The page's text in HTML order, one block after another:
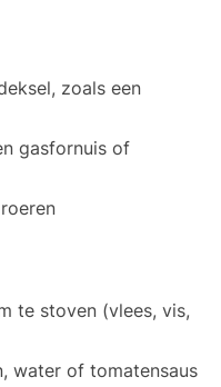
zoals een
gasfornuis of
te stoven (vlees, vis,
water of tomatensaus